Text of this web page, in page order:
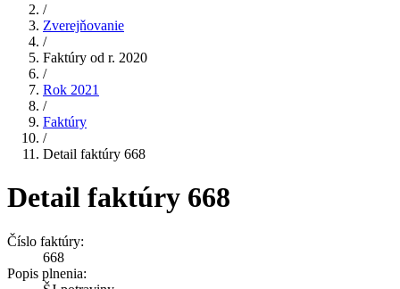
/
Zverejňovanie
/
Faktúry od r. 2020
/
Rok 2021
/
Faktúry
/
Detail faktúry 668
Detail faktúry 668
Číslo faktúry:
668
Popis plnenia: